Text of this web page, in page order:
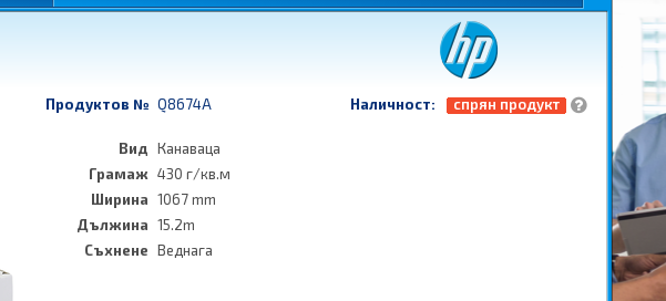
Продуктов № Q8674A
Вид Канаваца
Грамаж 430 г/кв.м
Ширина 1067 mm
Дължина 15.2m
Съхнене Веднага
Наличност: спрян продукт